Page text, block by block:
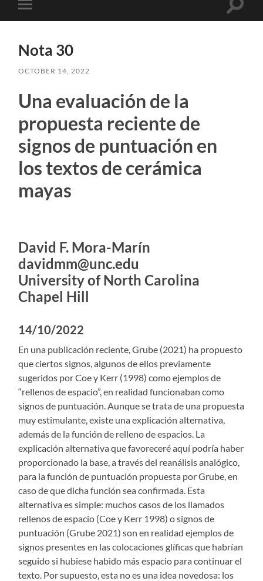
Toggle
mobile
Toggle
Nota 30
OCTOBER 14, 2022
Una evaluación de la
propuesta reciente de
signos de puntuación en
los textos de cerámica
mayas
David F. Mora-Marín
davidmm@unc.edu
University of North Carolina
Chapel Hill
14/10/2022
En una publicación reciente, Grube (2021) ha propuesto
que ciertos signos, algunos de ellos previamente
sugeridos por Coe y Kerr (1998) como ejemplos de
“rellenos de espacio”, en realidad funcionaban como
signos de puntuación. Aunque se trata de una propuesta
muy estimulante, existe una explicación alternativa,
además de la función de relleno de espacios. La
explicación alternativa que favoreceré aquí podría haber
proporcionado la base, a través del reanálisis analógico,
para la función de puntuación propuesta por Grube, en
caso de que dicha función sea confirmada. Esta
alternativa es simple: muchos casos de los llamados
rellenos de espacio (Coe y Kerr 1998) o signos de
puntuación (Grube 2021) son en realidad ejemplos de
signos presentes en las colocaciones glíficas que habrían
seguido si hubiese habido más espacio para continuar el
texto. Por supuesto, esta no es una idea novedosa: los